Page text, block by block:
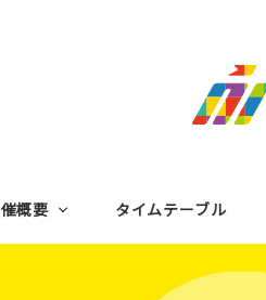
概要 タイムテーブル